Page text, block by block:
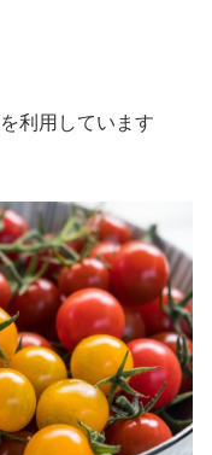
利用しています